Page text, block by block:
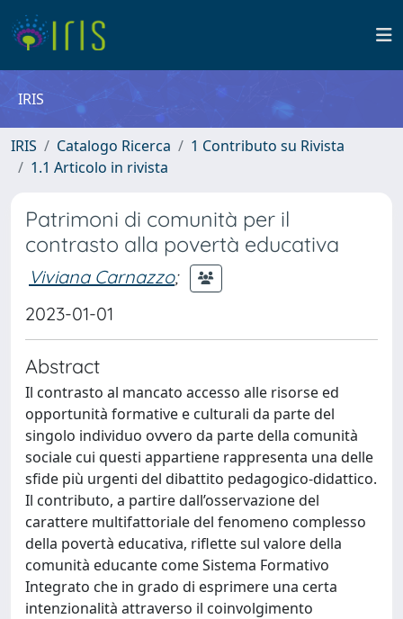
IRIS
IRIS Catalogo Ricerca
1 Contributo su Rivista
1.1 Articolo in rivista
Patrimoni di comunità per il
contrasto alla povertà educativa
Viviana Carnazzo;
2023-01-01
Abstract
Il contrasto al mancato accesso alle risorse ed
opportunità formative e culturali da parte del
singolo individuo ovvero da parte della comunità
sociale cui questi appartiene rappresenta una delle
sfide più urgenti del dibattito pedagogico-didattico.
Il contributo, a partire dall’osservazione del
carattere multifattoriale del fenomeno complesso
della povertà educativa, riflette sul valore della
comunità educante come Sistema Formativo
Integrato che in grado di esprimere una certa
intenzionalità attraverso il coinvolgimento